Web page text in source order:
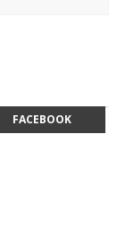
FACEBOOK